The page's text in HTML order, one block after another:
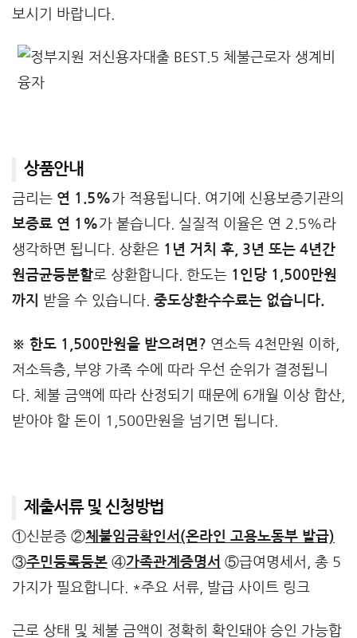
보시기 바랍니다.
상품안내
금리는 연 1.5%가 적용됩니다. 여기에 신용보증기관의
보증료 연 1%가 붙습니다. 실질적 이율은 연 2.5%라
생각하면 됩니다. 상환은 1년 거치 후, 3년 또는 4년간
원금균등분할로 상환합니다. 한도는 1인당 1,500만원
까지
받을 수 있습니다. 중도상환수수료는 없습니다.
※ 한도 1,500만원을 받으려면? 연소득 4천만원 이하,
저소득층, 부양 가족 수에 따라 우선 순위가 결정됩니
다. 체불 금액에 따라 산정되기 때문에 6개월 이상 합산,
받아야 할 돈이 1,500만원을 넘기면 됩니다.
제출서류 및 신청방법
①신분증 ②체불임금확인서(온라인 고용노동부 발급)
③주민등록등본 ④가족관계증명서 ⑤급여명세서, 총 5
가지가 필요합니다. *주요 서류, 발급 사이트 링크
근로 상태 및 체불 금액이 정확히 확인돼야 승인 가능합